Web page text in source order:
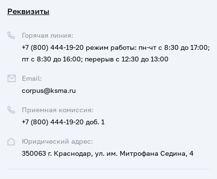
Реквизиты
Юридический адрес:
350063 г. Краснодар, ул. им. Митрофана Седина, 4
Приемная комиссия:
+7 (800) 444-19-20 доб. 1
Горячая линия:
+7 (800) 444-19-20 режим работы: пн-чт с 8:30 до 17:00;
пт с 8:30 до 16:00; перерыв с 12:30 до 13:00
Email:
corpus@ksma.ru